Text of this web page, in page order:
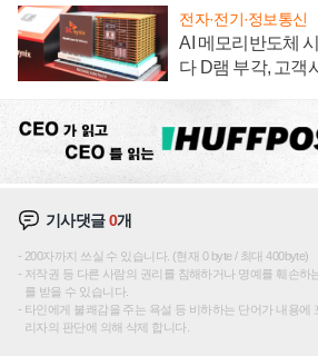
전자·전기·정보통신
AI 메모리반도체
다 D램 부각, 고객
기사댓글0개
200자까지 쓰실 수 있습니다. (현재 0 byte / 최대 400byte)
저작권 등 다른 사람의 권리를 침해하거나 명예를 훼손하
를 받을 수 있습니다.
타인에게 불쾌감을 주는 욕설 등 비하하는 단어가 내용에
리자의 판단에 의해 삭제 합니다.